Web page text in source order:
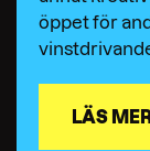
öppet för
LÄS